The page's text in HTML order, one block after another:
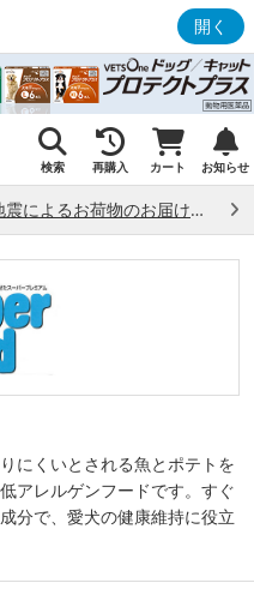
開く
検索 再購入 カート お知らせ
熊本県熊本地方で発生した地震によるお荷物のお届け状況について （7/28）
にくいとされる魚とポテトを
アレルゲンフードです。すぐ
分で、愛犬の健康維持に役立